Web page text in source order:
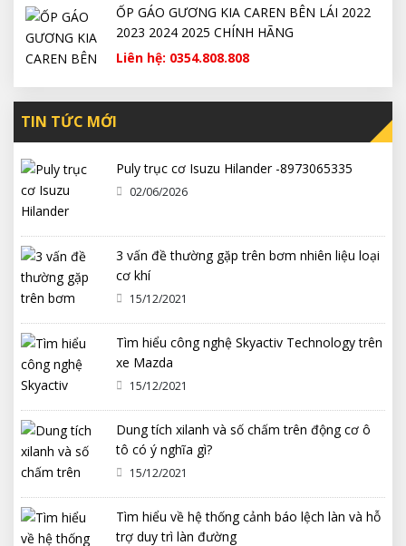
ỐP GÁO GƯƠNG KIA CAREN BÊN LÁI 2022
2023 2024 2025 CHÍNH HÃNG
Liên hệ: 0354.808.808
TIN TỨC MỚI
Puly trục cơ Isuzu Hilander -8973065335
02/06/2026
3 vấn đề thường gặp trên bơm nhiên liệu loại
cơ khí
15/12/2021
Tìm hiểu công nghệ Skyactiv Technology trên
xe Mazda
15/12/2021
Dung tích xilanh và số chấm trên động cơ ô
tô có ý nghĩa gì?
15/12/2021
Tìm hiểu về hệ thống cảnh báo lệch làn và hỗ
trợ duy trì làn đường